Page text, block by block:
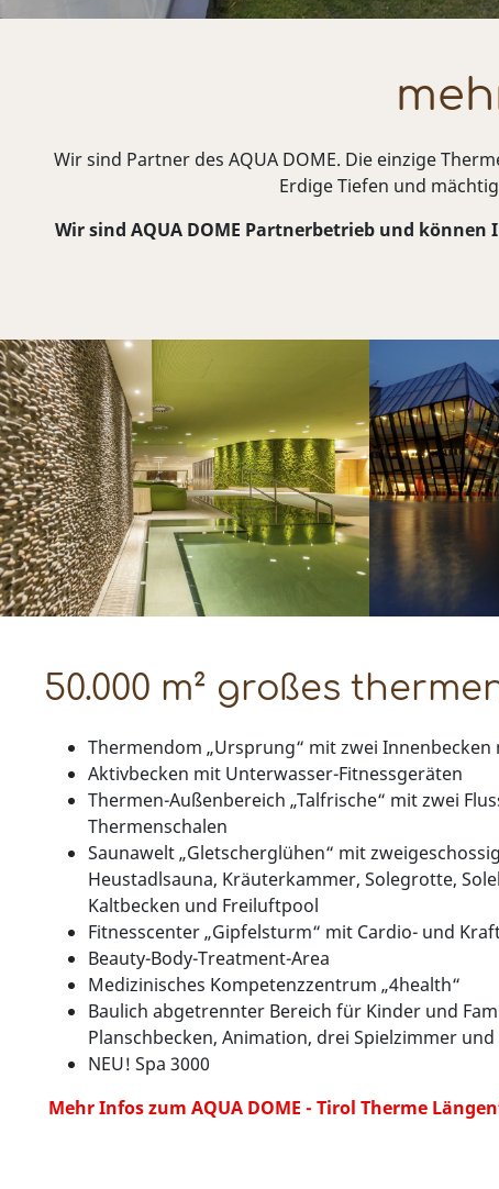
Wir sind Partner des AQUA DOME. Die einzige
Erdige Tiefen und
Wir sind AQUA DOME Partnerbetrieb und
50.000 m² großes
Thermendom „Ursprung“ mit zwei
Aktivbecken mit Unterwasser-Fitnessgeräten
Thermen-Außenbereich „Talfrische“ mit zwei
Thermenschalen
Saunawelt „Gletscherglühen“ mit
Heustadlsauna, Kräuterkammer, Solegrotte,
Kaltbecken und Freiluftpool
Fitnesscenter „Gipfelsturm“ mit Cardio- und
Beauty-Body-Treatment-Area
Medizinisches Kompetenzzentrum „4health“
Baulich abgetrennter Bereich für Kinder und
Planschbecken, Animation, drei Spielzimmer und
NEU! Spa 3000
Mehr Infos zum AQUA DOME - Tirol Therme